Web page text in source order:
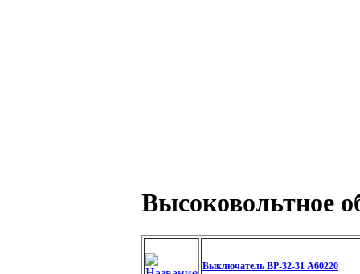
Высоковольтное
Выключатель ВР-32-31 А60220